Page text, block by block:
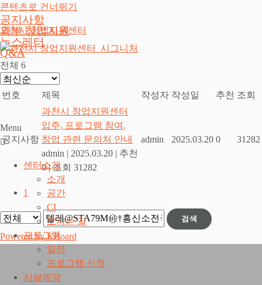
콘텐츠로 건너뛰기
과천시 창업지원센터
Menu
센터소개
소개
공간
CI
오시는 길
프로그램
일정
프로그램 신청
시설예약
공지사항
외부 창업지원
뉴스레터
Q&A
전체 6
번호 제목 작성자 작성일 추천 조회
공지사항
과천시 창업지원센터
입주, 프로그램 참여,
창업 관련 문의처 안내
admin | 2025.03.20 | 추천
0 | 조회 31282
admin 2025.03.20 0 31282
1
검색
Powered by KBoard